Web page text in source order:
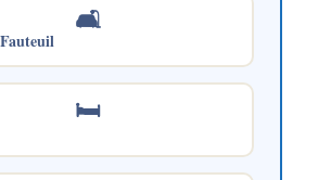
🛋️
🛏️